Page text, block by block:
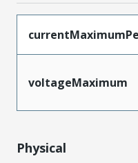
voltageMaximum
Physical